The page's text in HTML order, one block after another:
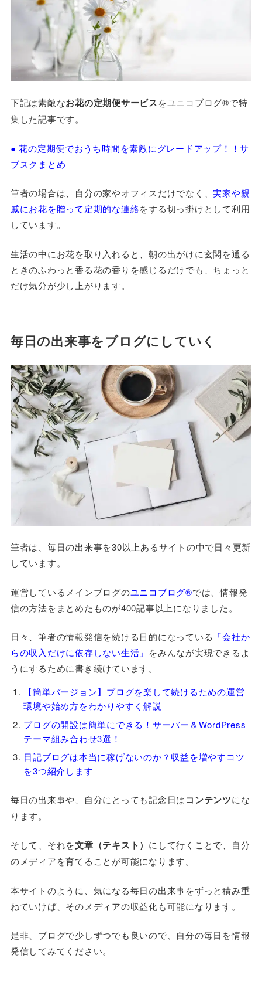
下記は素敵なお花の定期便サービスをユニコブログ®で特
集した記事です。
● 花の定期便でおうち時間を素敵にグレードアップ！！サ
ブスクまとめ
筆者の場合は、自分の家やオフィスだけでなく、実家や親
戚にお花を贈って定期的な連絡をする切っ掛けとして利用
しています。
生活の中にお花を取り入れると、朝の出がけに玄関を通る
ときのふわっと香る花の香りを感じるだけでも、ちょっと
だけ気分が少し上がります。
毎日の出来事をブログにしていく
筆者は、毎日の出来事を30以上あるサイトの中で日々更新
しています。
運営しているメインブログのユニコブログ®では、情報発
信の方法をまとめたものが400記事以上になりました。
日々、筆者の情報発信を続ける目的になっている 「会社か
らの収入だけに依存しない生活」 をみんなが実現できるよ
うにするために書き続けています。
【簡単バージョン】ブログを楽して続けるための運営
環境や始め方をわかりやすく解説
ブログの開設は簡単にできる！サーバー＆WordPress
テーマ組み合わせ3選！
日記ブログは本当に稼げないのか？収益を増やすコツ
を3つ紹介します
毎日の出来事や、自分にとっても記念日はコンテンツにな
ります。
そして、それを文章（テキスト） にして行くことで、自分
のメディアを育てることが可能になります。
本サイトのように、気になる毎日の出来事をずっと積み重
ねていけば、そのメディアの収益化も可能になります。
是非、ブログで少しずつでも良いので、自分の毎日を情報
発信してみてください。